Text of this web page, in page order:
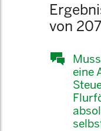
von
eine